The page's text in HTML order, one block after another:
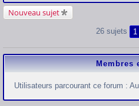
Nouveau sujet
26 sujets 1
Membres
Utilisateurs parcourant ce forum :